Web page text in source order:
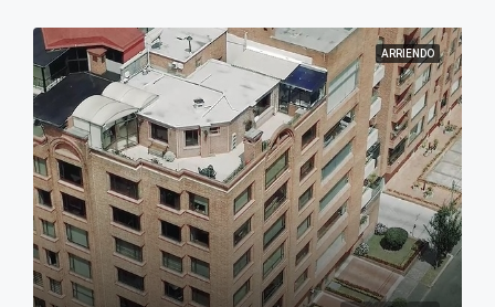
ARRIENDO